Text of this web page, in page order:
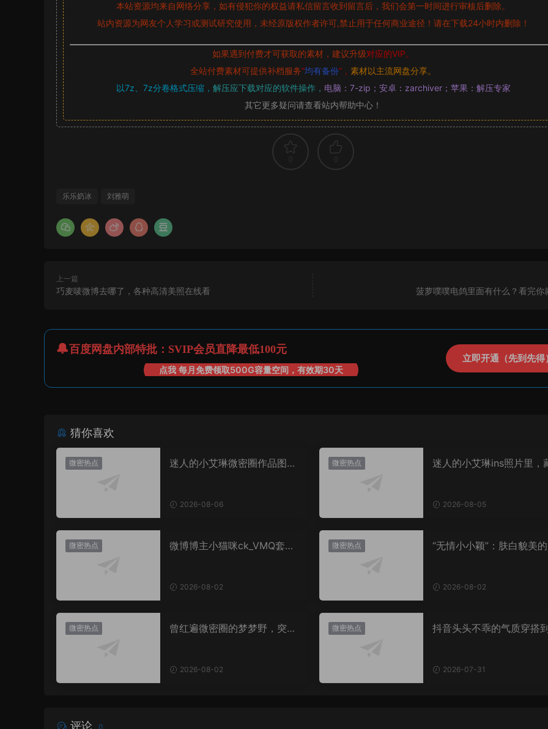
本站资源均来自网络分享，如有侵犯你的权益请私信留言收到留言后，我们会第一时间进行审核后删除。
站内资源为网友个人学习或测试研究使用，未经原版权作者许可,禁止用于任何商业途径！请在下载24小时内删除！
如果遇到付费才可获取的素材，建议升级对应的VIP。
全站付费素材可提供补档服务“均有备份”， 素材以主流网盘分享。
以7z、7z分卷格式压缩， 解压应下载对应的软件操作， 电脑：7-zip；安卓：zarchiver；苹果：解压专家
其它更多疑问请查看站内帮助中心！
乐乐奶冰 刘雅萌
上一篇
巧麦唛微博去哪了，各种高清美照在线看 菠萝噗噗电鸽里面有什么？看完你
百度网盘内部特批：SVIP会员直降最低100元
点我 每月免费领取500G容量空间，有效期30天
立即开通（先到先得
猜你喜欢
微密热点
迷人的小艾琳微密圈作品图
2026-08-06
微密热点
迷人的小艾琳ins照片里，
2026-08-05
微密热点
微博博主小猫咪ck_VMQ套
2026-08-02
微密热点
“无情小小颖”：肤白貌美
2026-08-02
微密热点
曾红遍微密圈的梦梦野，突然
2026-08-02
微密热点
抖音头头不乖的气质穿搭
2026-07-31
评论 0